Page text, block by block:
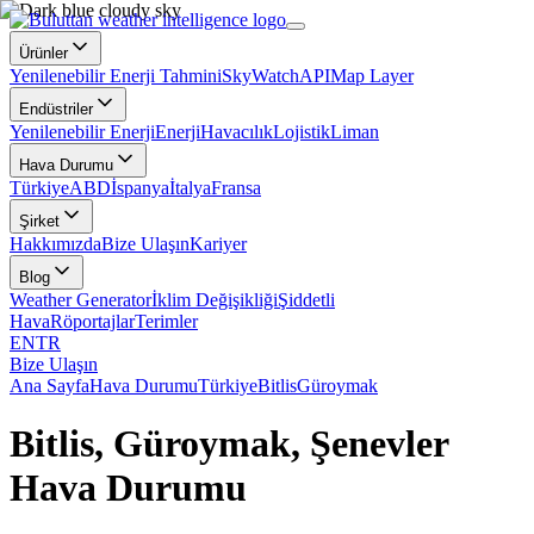
Ürünler
Yenilenebilir Enerji TahminiSkyWatchAPIMap Layer
Endüstriler
Yenilenebilir EnerjiEnerjiHavacılıkLojistikLiman
Hava Durumu
TürkiyeABDİspanyaİtalyaFransa
Şirket
HakkımızdaBize UlaşınKariyer
Blog
Weather Generatorİklim DeğişikliğiŞiddetli
HavaRöportajlarTerimler
ENTR
Bize Ulaşın
Ana SayfaHava DurumuTürkiyeBitlisGüroymak
Bitlis, Güroymak, Şenevler
Hava Durumu